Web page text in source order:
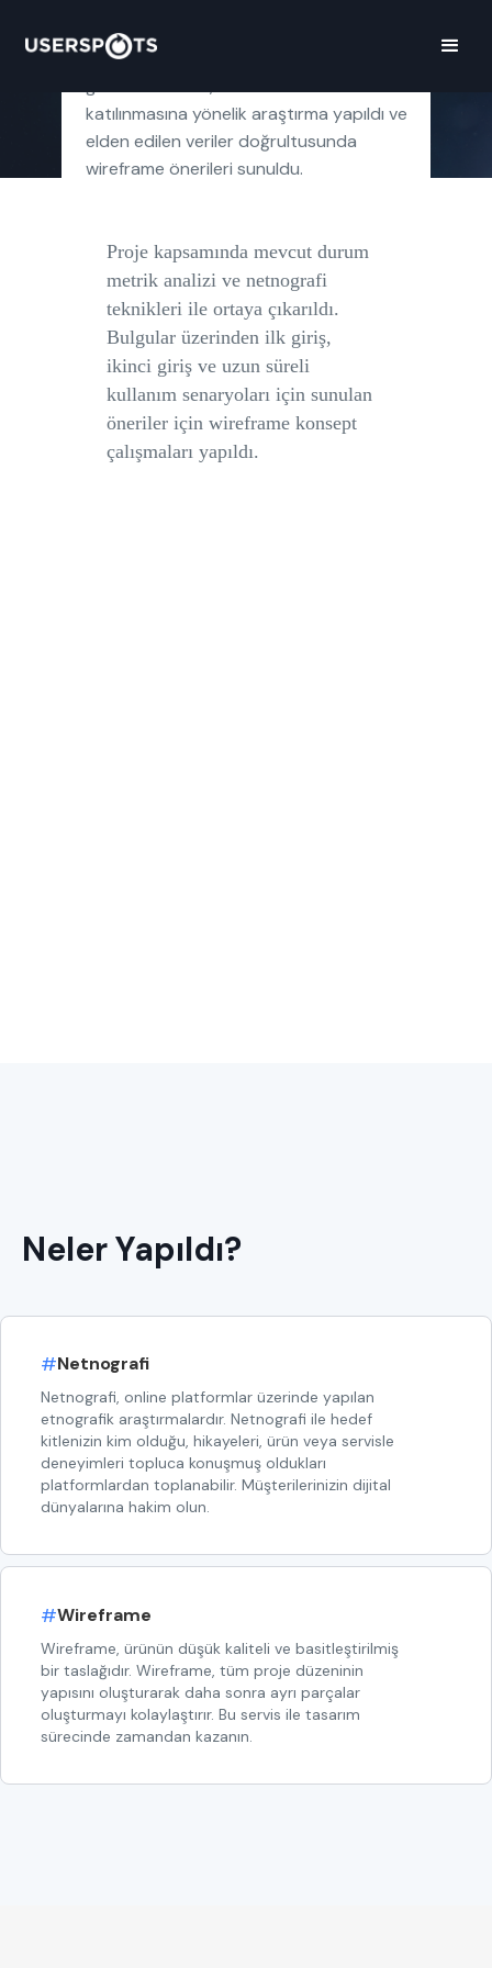
Hopi uygulamasında daha çok kampanya
katılınmasına yönelik araştırma yapıldı ve
elden edilen veriler doğrultusunda
wireframe önerileri sunuldu.
Proje kapsamında mevcut durum
metrik analizi ve netnografi
teknikleri ile ortaya çıkarıldı.
Bulgular üzerinden ilk giriş,
ikinci giriş ve uzun süreli
kullanım senaryoları için sunulan
öneriler için wireframe konsept
çalışmaları yapıldı.
Neler Yapıldı?
#Netnografi
Netnografi, online platformlar üzerinde yapılan
etnografik araştırmalardır. Netnografi ile hedef
kitlenizin kim olduğu, hikayeleri, ürün veya servisle
deneyimleri topluca konuşmuş oldukları
platformlardan toplanabilir. Müşterilerinizin dijital
dünyalarına hakim olun.
#Wireframe
Wireframe, ürünün düşük kaliteli ve basitleştirilmiş
bir taslağıdır. Wireframe, tüm proje düzeninin
yapısını oluşturarak daha sonra ayrı parçalar
oluşturmayı kolaylaştırır. Bu servis ile tasarım
sürecinde zamandan kazanın.